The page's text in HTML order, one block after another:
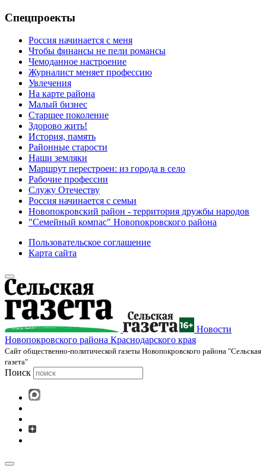
Спецпроекты
Россия начинается с меня
Чтобы финансы не пели романсы
Чемоданное настроение
Журналист меняет профессию
Увлечения
На карте района
Малый бизнес
Старшее поколение
Здорово жить!
История, память
Районные старости
Наши земляки
Маршрут перестроен: из города в село
Рабочие профессии
Служу Отечеству
Россия начинается с семьи
Новопокровский район - территория дружбы народов
"Семейный компас" Новопокровского района
Пользовательское соглашение
Карта сайта
Новости
Новопокровского района Краснодарского края
Cайт общественно-политической газеты Новопокровского района "Сельская
газета"
Поиск